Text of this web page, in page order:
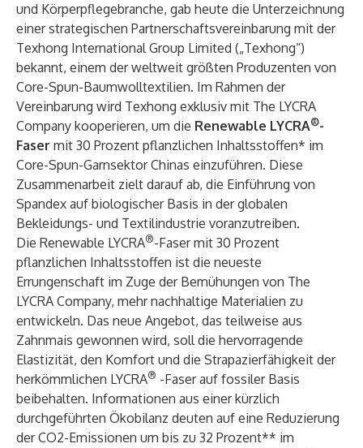
und Körperpflegebranche, gab heute die Unterzeichnung
einer strategischen Partnerschaftsvereinbarung mit der
Texhong International Group Limited („Texhong“)
bekannt, einem der weltweit größten Produzenten von
Core-Spun-Baumwolltextilien. Im Rahmen der
Vereinbarung wird Texhong exklusiv mit The LYCRA
Company kooperieren, um die Renewable LYCRA®-
Faser mit 30 Prozent pflanzlichen Inhaltsstoffen* im
Core-Spun-Garnsektor Chinas einzuführen. Diese
Zusammenarbeit zielt darauf ab, die Einführung von
Spandex auf biologischer Basis in der globalen
Bekleidungs- und Textilindustrie voranzutreiben.
Die Renewable LYCRA®-Faser mit 30 Prozent
pflanzlichen Inhaltsstoffen ist die neueste
Errungenschaft im Zuge der Bemühungen von The
LYCRA Company, mehr nachhaltige Materialien zu
entwickeln. Das neue Angebot, das teilweise aus
Zahnmais gewonnen wird, soll die hervorragende
Elastizität, den Komfort und die Strapazierfähigkeit der
herkömmlichen LYCRA® -Faser auf fossiler Basis
beibehalten. Informationen aus einer kürzlich
durchgeführten Ökobilanz deuten auf eine Reduzierung
der CO2-Emissionen um bis zu 32 Prozent** im